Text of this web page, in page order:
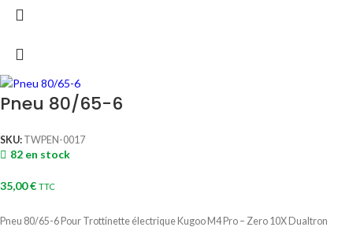
Pneu 80/65-6
SKU: TWPEN-0017
82 en stock
35,00€ TTC
Pneu 80/65-6 Pour Trottinette électrique Kugoo M4 Pro – Zero 10X Dualtron